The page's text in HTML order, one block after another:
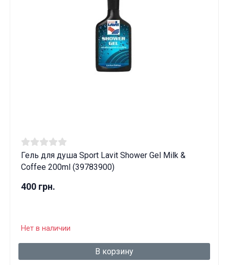
Гель для душа Sport Lavit Shower Gel Milk &
Coffee 200ml (39783900)
400 грн.
Нет в наличии
В корзину